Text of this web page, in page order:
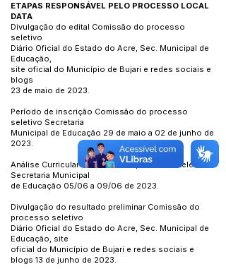
ETAPAS RESPONSÁVEL PELO PROCESSO LOCAL
DATA
Divulgação do edital Comissão do processo
seletivo
Diário Oficial do Estado do Acre, Sec. Municipal de
Educação,
site oficial do Município de Bujari e redes sociais e
blogs
23 de maio de 2023.
Período de inscrição Comissão do processo
seletivo Secretaria
Municipal de Educação 29 de maio a 02 de junho de
2023.
Análise Curricular Comissão do processo seletivo
Secretaria Municipal
de Educação 05/06 a 09/06 de 2023.
Divulgação do resultado preliminar Comissão do
processo seletivo
Diário Oficial do Estado do Acre, Sec. Municipal de
Educação, site
oficial do Município de Bujari e redes sociais e
blogs 13 de junho de 2023.